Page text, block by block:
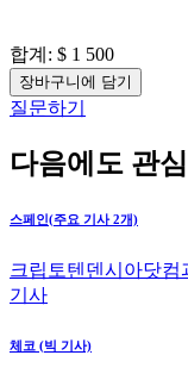
합계: $ 1 500
장바구니에 담기
질문하기
다음에도 관
스페인(주요 기사 2개)
크립토텐덴시아닷
기사
체코 (빅 기사)